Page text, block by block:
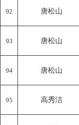
92 唐松山
93 唐松山
94 唐松山
95 高秀洁